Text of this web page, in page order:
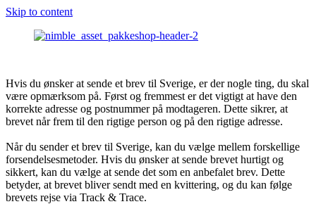
Skip to content
Hvis du ønsker at sende et brev til Sverige, er der nogle ting, du skal
være opmærksom på. Først og fremmest er det vigtigt at have den
korrekte adresse og postnummer på modtageren. Dette sikrer, at
brevet når frem til den rigtige person og på den rigtige adresse.
Når du sender et brev til Sverige, kan du vælge mellem forskellige
forsendelsesmetoder. Hvis du ønsker at sende brevet hurtigt og
sikkert, kan du vælge at sende det som en anbefalet brev. Dette
betyder, at brevet bliver sendt med en kvittering, og du kan følge
brevets rejse via Track & Trace.